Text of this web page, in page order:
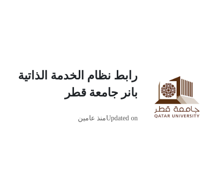
رابط نظام الخدمة الذاتية
بانر جامعة قطر
Updated onمنذ عامين